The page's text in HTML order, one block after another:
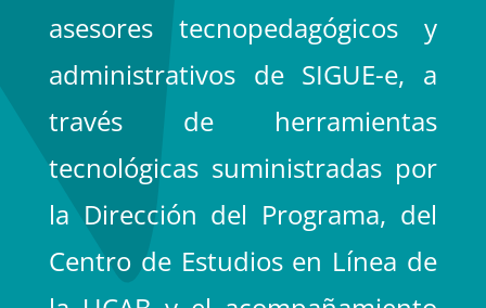
asesores tecnopedagógicos y
administrativos de SIGUE-e, a
través de herramientas
tecnológicas suministradas por
la Dirección del Programa, del
Centro de Estudios en Línea de